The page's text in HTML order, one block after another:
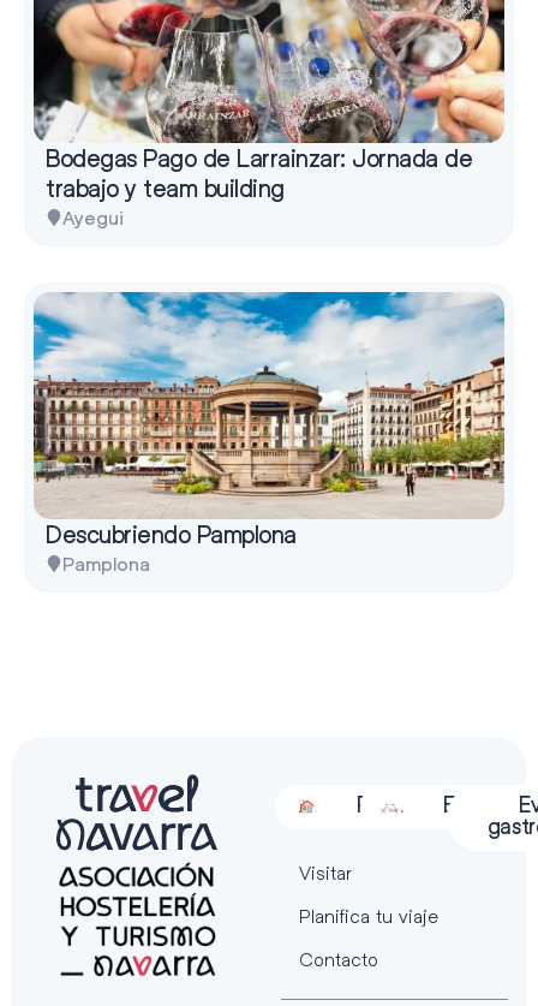
Bodegas Pago de Larrainzar: Jornada de
trabajo y team building
Ayegui
Descubriendo Pamplona
Pamplona
Alojamiento
Restauración
Actividades
Visitar
Planifica tu viaje
Contacto